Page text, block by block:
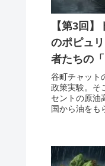
【第3回
のポピュ
者たちの
谷町チャット
政策実験。そ
セントの原油
国から油をも